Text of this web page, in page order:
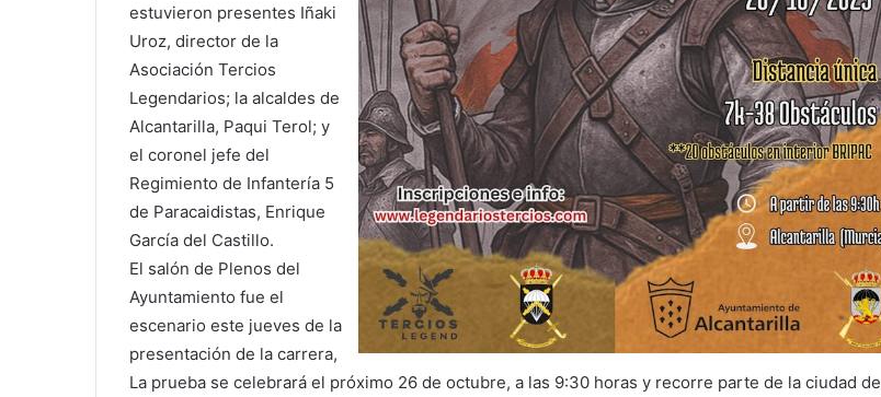
estuvieron presentes Iñaki
Uroz, director de la
Asociación Tercios
Legendarios; la alcaldes de
Alcantarilla, Paqui Terol; y
el coronel jefe del
Regimiento de Infantería 5
de Paracaidistas, Enrique
García del Castillo.
El salón de Plenos del
Ayuntamiento fue el
escenario este jueves de la
presentación de la carrera,
La prueba se celebrará el próximo 26 de octubre, a las 9:30 horas y recorre parte de la ciudad de